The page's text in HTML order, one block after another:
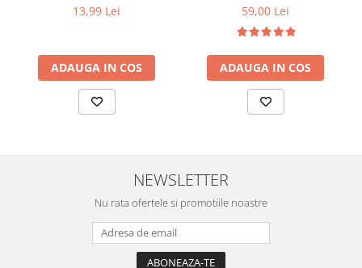
13,99 Lei
ADAUGA IN COS
59,00 Lei
ADAUGA IN COS
NEWSLETTER
Nu rata ofertele si promotiile noastre